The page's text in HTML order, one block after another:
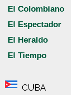
El Colombiano
El Espectador
El Heraldo
El Tiempo
CUBA